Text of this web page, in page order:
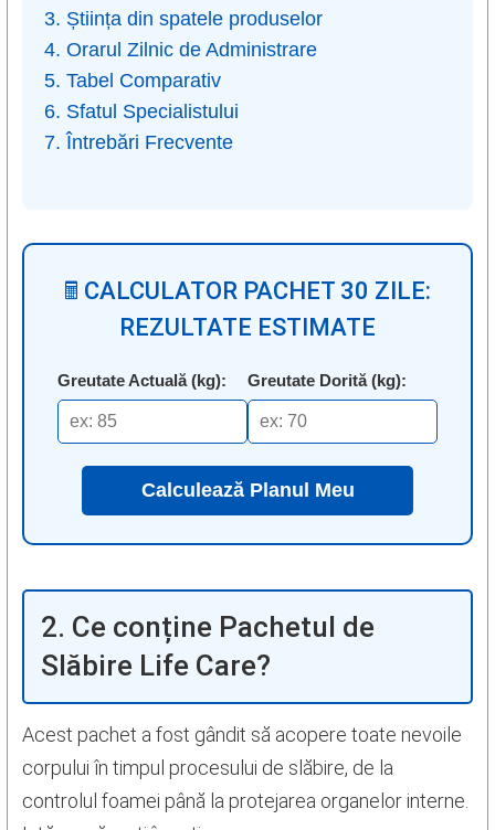
3. Știința din spatele produselor
4. Orarul Zilnic de Administrare
5. Tabel Comparativ
6. Sfatul Specialistului
7. Întrebări Frecvente
🖩 CALCULATOR PACHET 30 ZILE:
REZULTATE ESTIMATE
Greutate Actuală (kg): Greutate Dorită (kg):
Calculează Planul Meu
2. Ce conține Pachetul de
Slăbire Life Care?
Acest pachet a fost gândit să acopere toate nevoile
corpului în timpul procesului de slăbire, de la
controlul foamei până la protejarea organelor interne.